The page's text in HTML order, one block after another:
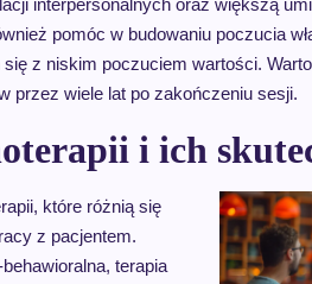
interpersonalnych oraz większą
pomóc w budowaniu poczucia
z niskim poczuciem wartości.
przez wiele lat po zakończeniu sesji.
i ich
które różnią się
z pacjentem.
terapia